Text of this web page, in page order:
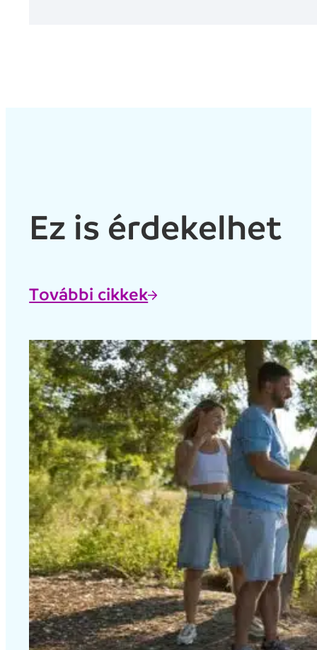
Ez is érdekelhet
További cikkek